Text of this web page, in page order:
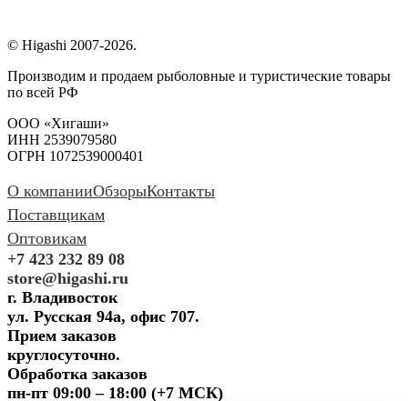
© Higashi 2007-2026.
Производим и продаем рыболовные и туристические товары
по всей РФ
ООО «Хигаши»
ИНН 2539079580
ОГРН 1072539000401
О компанииОбзорыКонтакты
Поставщикам
Оптовикам
+7 423 232 89 08
store@higashi.ru
г. Владивосток
ул. Русская 94а, офис 707.
Прием заказов
круглосуточно.
Обработка заказов
пн-пт 09:00 – 18:00 (+7 МСК)